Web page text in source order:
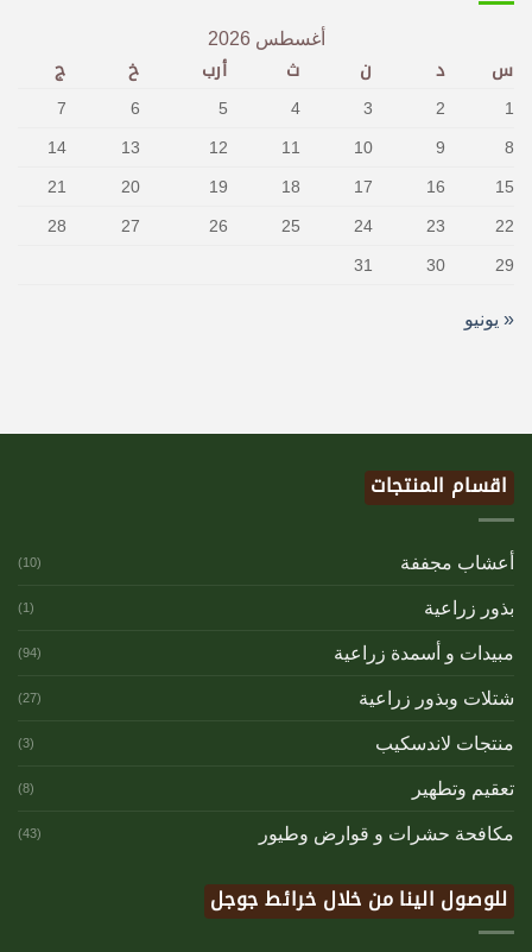
أغسطس 2026
س د ن ث أرب خ
ج
1
2
3
4
5
6
7
8
9
10
11
12
13
14
15
16
17
18
19
20
21
22
23
24
25
26
27
28
29
30
31
« يونيو
اقسام المنتجات
أعشاب مجففة (10)
بذور زراعية (1)
مبيدات و أسمدة زراعية (94)
شتلات وبذور زراعية (27)
منتجات لاندسكيب (3)
تعقيم وتطهير (8)
مكافحة حشرات و قوارض وطيور (43)
للوصول الينا من خلال خرائط جوجل